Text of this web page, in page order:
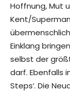
Hoffnung, Mut
Kent/
Einklang
selbst der
darf. Ebenfalls
Steps‘. Die